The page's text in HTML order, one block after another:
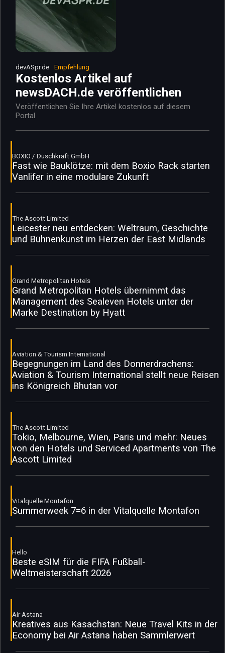
devASpr.de Empfehlung
Kostenlos Artikel auf
newsDACH.de veröffentlichen
Veröffentlichen Sie Ihre Artikel kostenlos auf diesem
Portal
BOXIO / Duschkraft GmbH
Fast wie Bauklötze: mit dem Boxio Rack starten
Vanlifer in eine modulare Zukunft
The Ascott Limited
Leicester neu entdecken: Weltraum, Geschichte
und Bühnenkunst im Herzen der East Midlands
Grand Metropolitan Hotels
Grand Metropolitan Hotels übernimmt das
Management des Sealeven Hotels unter der
Marke Destination by Hyatt
Aviation & Tourism International
Begegnungen im Land des Donnerdrachens:
Aviation & Tourism International stellt neue Reisen
ins Königreich Bhutan vor
The Ascott Limited
Tokio, Melbourne, Wien, Paris und mehr: Neues
von den Hotels und Serviced Apartments von The
Ascott Limited
Vitalquelle Montafon
Summerweek 7=6 in der Vitalquelle Montafon
Hello
Beste eSIM für die FIFA Fußball-
Weltmeisterschaft 2026
Air Astana
Kreatives aus Kasachstan: Neue Travel Kits in der
Economy bei Air Astana haben Sammlerwert